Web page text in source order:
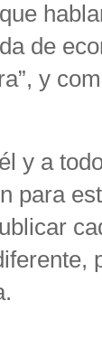
de
y
y a
para